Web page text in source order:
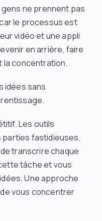
ne prennent pas
le processus est
vidéo et une appli
en arrière, faire
la concentration.
idéessans
Les outils
fastidieuses,
transcrire chaque
tâche et vous
Une approche
vous concentrer